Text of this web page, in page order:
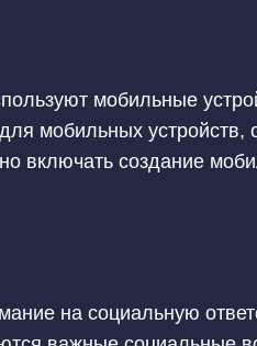
мобильные
мобильных устройств,
включать создание
на социальную